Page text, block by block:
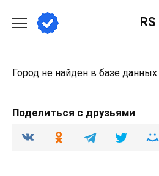
содержанию
RS
Город не найден в базе данных.
Поделиться с друзьями